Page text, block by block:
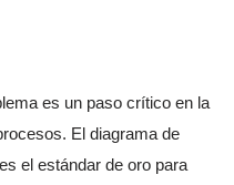
es un paso crítico en la
El diagrama de
el estándar de oro para